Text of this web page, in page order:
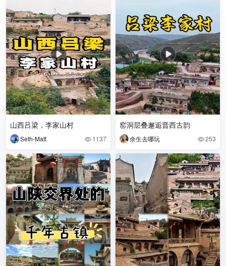
山西吕梁，李家山村
Seth-Matt  1137
窑洞层叠邂逅晋西古韵
余生去哪玩 253